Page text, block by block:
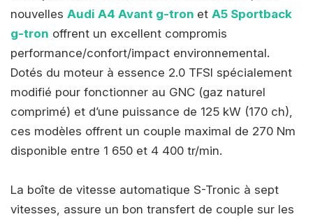
nouvelles Audi A4 Avant g-tron et A5 Sportback
g-tron offrent un excellent compromis
performance/confort/impact environnemental.
Dotés du moteur à essence 2.0 TFSI spécialement
modifié pour fonctionner au GNC (gaz naturel
comprimé) et d’une puissance de 125 kW (170 ch),
ces modèles offrent un couple maximal de 270 Nm
disponible entre 1 650 et 4 400 tr/min.
La boîte de vitesse automatique S-Tronic à sept
vitesses, assure un bon transfert de couple sur les